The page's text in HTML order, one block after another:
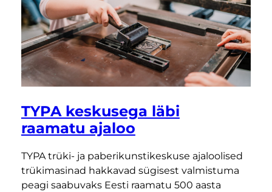
TYPA keskusega läbi
raamatu ajaloo
TYPA trüki- ja paberikunstikeskuse ajaloolised
trükimasinad hakkavad sügisest valmistuma
peagi saabuvaks Eesti raamatu 500 aasta